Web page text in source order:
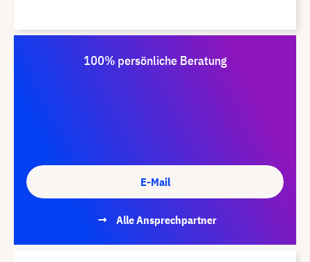
100% persönliche Beratung
E-Mail
Alle Ansprechpartner